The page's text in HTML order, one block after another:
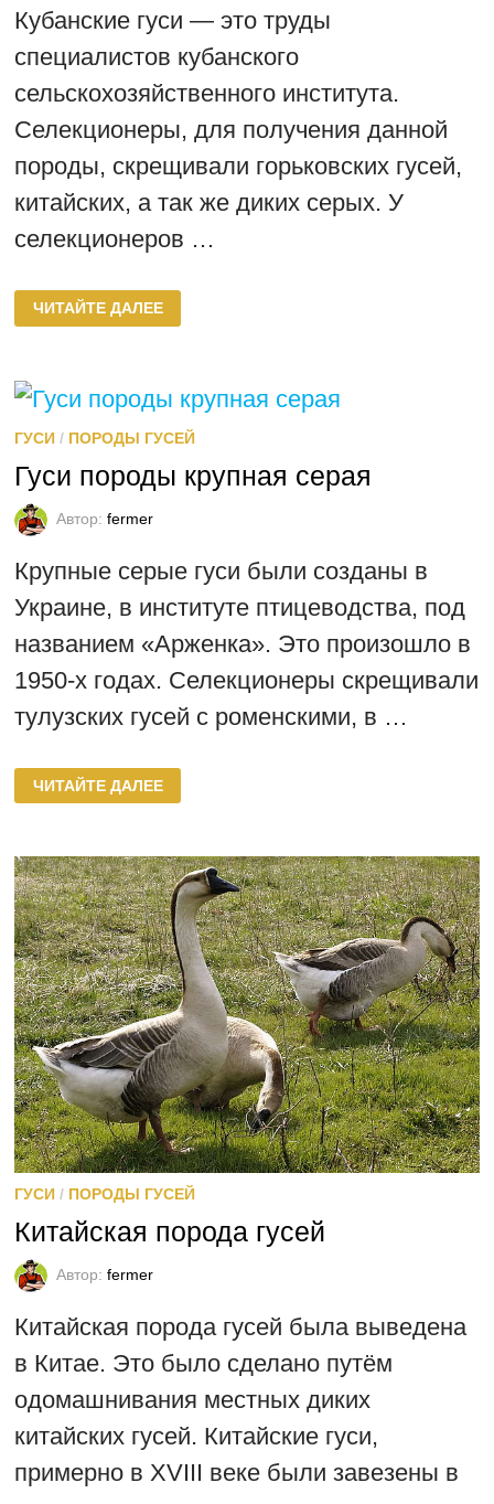
Кубанские гуси — это труды
специалистов кубанского
сельскохозяйственного института.
Селекционеры, для получения данной
породы, скрещивали горьковских гусей,
китайских, а так же диких серых. У
селекционеров …
КУБАНСКАЯ
ПОРОДА
ГУСЕЙ
ЧИТАЙТЕ ДАЛЕЕ
ГУСИ/ ПОРОДЫ ГУСЕЙ
Гуси породы крупная серая
Автор: fermer
Крупные серые гуси были созданы в
Украине, в институте птицеводства, под
названием «Арженка». Это произошло в
1950-х годах. Селекционеры скрещивали
тулузских гусей с роменскими, в …
ГУСИ
ПОРОДЫ
КРУПНАЯ
ЧИТАЙТЕ ДАЛЕЕ
ГУСИ/ ПОРОДЫ ГУСЕЙ
Китайская порода гусей
Автор: fermer
Китайская порода гусей была выведена
в Китае. Это было сделано путём
одомашнивания местных диких
китайских гусей. Китайские гуси,
примерно в XVIII веке были завезены в